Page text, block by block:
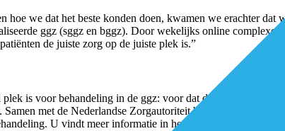
we dat het beste konden doen, kwamen we erachter dat
ggz (sggz en bggz). Door wekelijks online complexe
de juiste zorg op de juiste plek is.”
is voor behandeling in de ggz: voor dat doel hebben
met de Nederlandse Zorgautoriteit bieden zij sinds dit
U vindt meer informatie in het
Actieplan